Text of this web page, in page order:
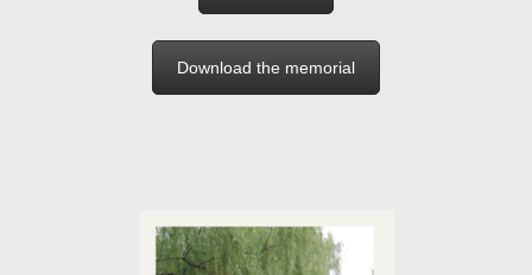
Download the memorial